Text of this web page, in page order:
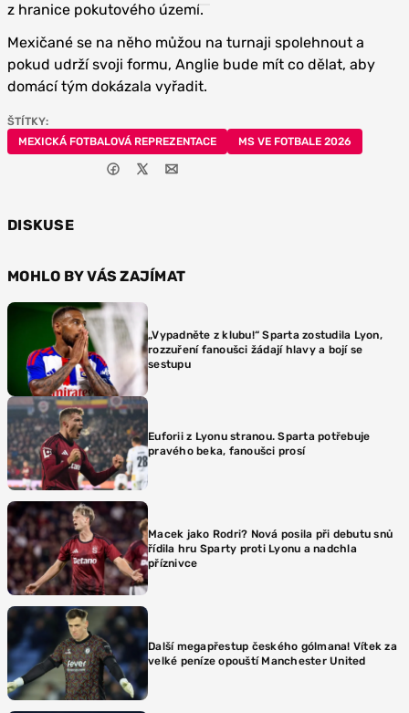
z hranice pokutového území.
Mexičané se na něho můžou na turnaji spolehnout a
pokud udrží svoji formu, Anglie bude mít co dělat, aby
domácí tým dokázala vyřadit.
ŠTÍTKY:
MEXICKÁ FOTBALOVÁ REPREZENTACE
MS VE FOTBALE 2026
DISKUSE
MOHLO BY VÁS ZAJÍMAT
„Vypadněte z klubu!“ Sparta zostudila Lyon,
rozzuření fanoušci žádají hlavy a bojí se
sestupu
Euforii z Lyonu stranou. Sparta potřebuje
pravého beka, fanoušci prosí
Macek jako Rodri? Nová posila při debutu snů
řídila hru Sparty proti Lyonu a nadchla
příznivce
Další megapřestup českého gólmana! Vítek za
velké peníze opouští Manchester United